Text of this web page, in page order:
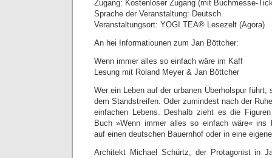
Zugang: Kostenloser Zugang (mit Buchmesse-
Sprache der Veranstaltung: Deutsch
Veranstaltungsort: YOGI TEA® Lesezelt (Agora)
An hei Informatiounen zum Jan Böttcher:
Wenn immer alles so einfach wäre im Kaff
Lesung mit Roland Meyer & Jan Böttcher
Wer ein Leben auf der urbanen Überholspur führt,
dem Standstreifen. Oder zumindest nach der
einfachen Lebens. Deshalb zieht es die
Buch »Wenn immer alles so einfach wäre« ins
auf einen deutschen Bauernhof oder in eine
Architekt Michael Schürtz, der Protagonist in